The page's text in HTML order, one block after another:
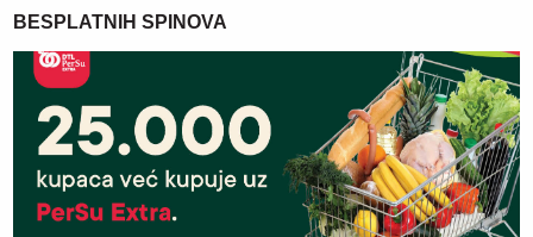
BESPLATNIH SPINOVA